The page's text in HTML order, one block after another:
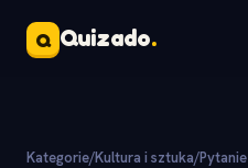
Q Quizado.
Kategorie/Kultura i sztuka/Pytanie